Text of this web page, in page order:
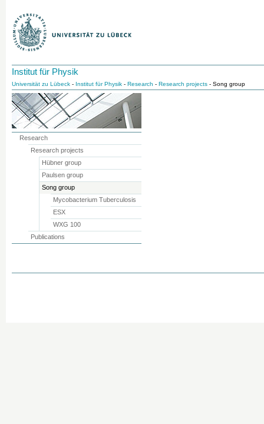
Institut für Physik
Universität zu Lübeck - Institut für Physik - Research - Research projects - Song group
Research
Research projects
Hübner group
Paulsen group
Song group
Mycobacterium Tuberculosis
ESX
WXG 100
Publications